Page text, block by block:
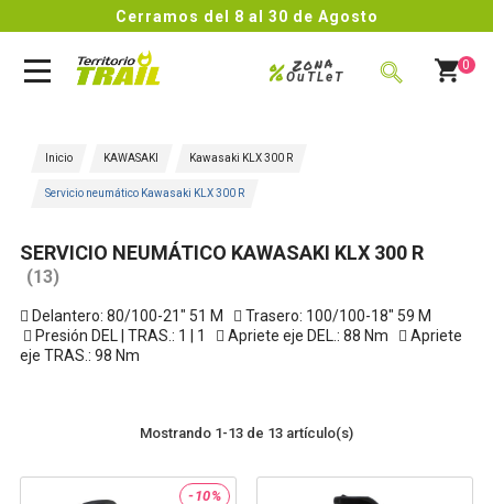
Cerramos del 8 al 30 de Agosto
Zona
%OuTLeT
0
Inicio KAWASAKI Kawasaki KLX 300 R
Servicio neumático Kawasaki KLX 300 R
SERVICIO NEUMÁTICO KAWASAKI KLX 300 R
(13)
 Delantero: 80/100-21" 51 M  Trasero: 100/100-18" 59 M
 Presión DEL | TRAS.: 1 | 1  Apriete eje DEL.: 88 Nm  Apriete
eje TRAS.: 98 Nm
Mostrando 1-13 de 13 artículo(s)
-10%